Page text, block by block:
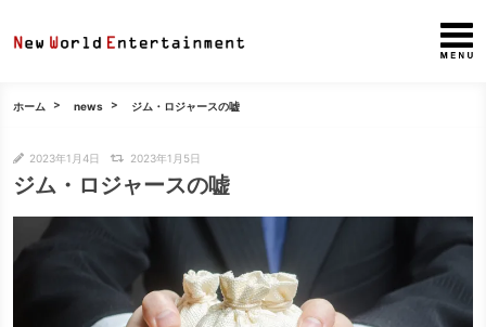
ホーム news ジム・ロジャースの嘘
2023年1月4日 2023年1月5日
ジム・ロジャースの嘘